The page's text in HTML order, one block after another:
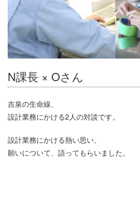
N課長 × Oさん
吉泉の生命線、
設計業務にかける2人の対談です。
設計業務にかける熱い思い、
願いについて、語ってもらいました。